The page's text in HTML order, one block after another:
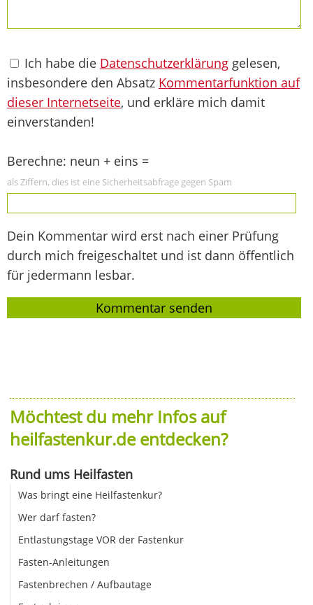
Ich habe die Datenschutzerklärung gelesen,
insbesondere den Absatz Kommentarfunktion auf
dieser Internetseite, und erkläre mich damit
einverstanden!
Berechne: neun + eins =
als Ziffern, dies ist eine Sicherheitsabfrage gegen Spam
Dein Kommentar wird erst nach einer Prüfung
durch mich freigeschaltet und ist dann öffentlich
für jedermann lesbar.
Möchtest du mehr Infos auf
heilfastenkur.de entdecken?
Rund ums Heilfasten
Was bringt eine Heilfastenkur?
Wer darf fasten?
Entlastungstage VOR der Fastenkur
Fasten-Anleitungen
Fastenbrechen / Aufbautage